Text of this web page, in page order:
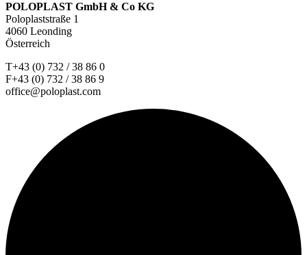
POLOPLAST GmbH & Co KG
Poloplaststraße 1
4060 Leonding
Österreich
T+43 (0) 732 / 38 86 0
F+43 (0) 732 / 38 86 9
office@poloplast.com